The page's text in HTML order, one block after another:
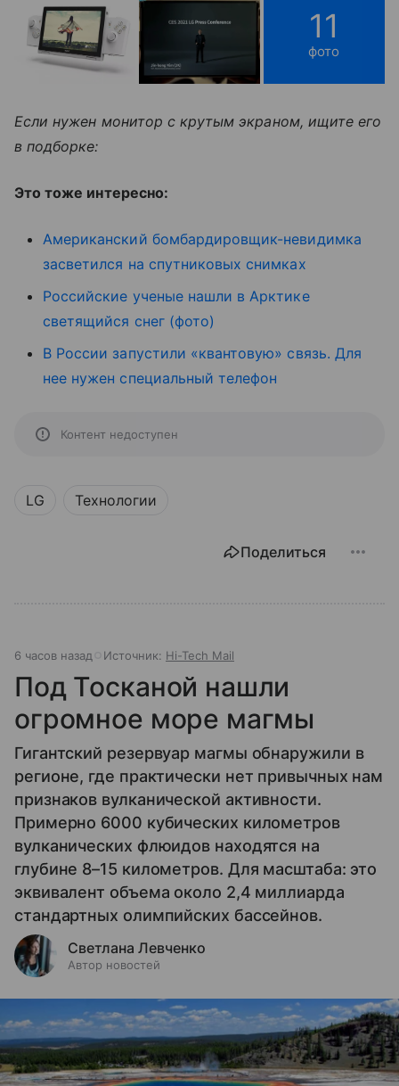
11
фото
Если нужен монитор с крутым экраном, ищите его
в подборке:
Это тоже интересно:
Американский бомбардировщик-невидимка
засветился на спутниковых снимках
Российские ученые нашли в Арктике
светящийся снег (фото)
В России запустили «квантовую» связь. Для
нее нужен специальный телефон
Контент недоступен
LG Технологии
Поделиться
6 часов назад Источник: Hi-Tech Mail
Под Тосканой нашли
огромное море магмы
Гигантский резервуар магмы обнаружили в
регионе, где практически нет привычных нам
признаков вулканической активности.
Примерно 6000 кубических километров
вулканических флюидов находятся на
глубине 8–15 километров. Для масштаба: это
эквивалент объема около 2,4 миллиарда
стандартных олимпийских бассейнов.
Светлана Левченко
Автор новостей